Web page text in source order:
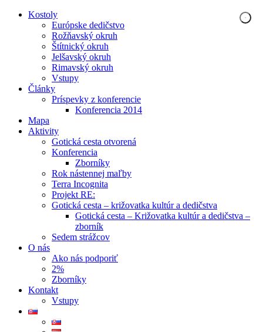
Kostoly
Európske dedičstvo
Rožňavský okruh
Štítnický okruh
Jelšavský okruh
Rimavský okruh
Vstupy
Články
Príspevky z konferencie
Konferencia 2014
Mapa
Aktivity
Gotická cesta otvorená
Konferencia
Zborníky
Rok nástennej maľby
Terra Incognita
Projekt RE:
Gotická cesta – križovatka kultúr a dedičstva
Gotická cesta – Križovatka kultúr a dedičstva –
zborník
Sedem strážcov
O nás
Ako nás podporiť
2%
Zborníky
Kontakt
Vstupy